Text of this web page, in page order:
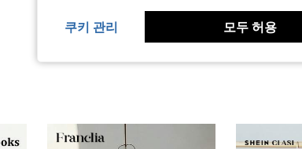
쿠키 관리 모두 허용